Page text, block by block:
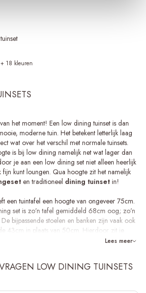
+ 18 kleuren
het moment! Een low dining tuinset is dan
moderne tuin. Het betekent letterlijk laag
wat over het verschil met normale tuinsets.
is bij low dining namelijk net wat lager dan
je aan een low dining set niet alleen heerlijk
kunt loungen. Qua hoogte zit het namelijk
en traditioneel dining tuinset in!
een tuintafel een hoogte van ongeveer 75cm.
set is zo’n tafel gemiddeld 68cm oog; zo’n
bijpassende stoelen en banken zijn vaak ook
43cm in plaats van 50cm. Hierdoor zit je
zijn dan een normale tuinstoel kun je er
of uitgebreid en lang tafelen. Keurig aan tafel
op is en daarna met het hele gezelschap
Lees meer
LOW DINING TUINSETS